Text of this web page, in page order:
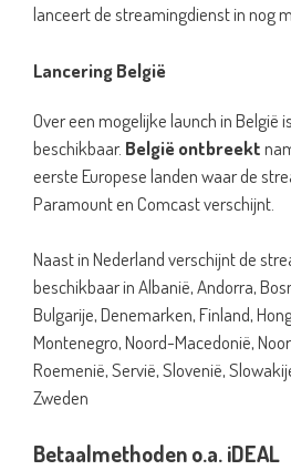
lanceert de streamingdienst in nog
Lancering België
Over een mogelijke launch in België
beschikbaar. België ontbreekt
eerste Europese landen waar de
Paramount en Comcast verschijnt.
Naast in Nederland verschijnt de
beschikbaar in Albanië, Andorra,
Bulgarije, Denemarken, Finland,
Montenegro, Noord-Macedonië,
Roemenië, Servië, Slovenië,
Zweden
Betaalmethoden o.a. iDEAL